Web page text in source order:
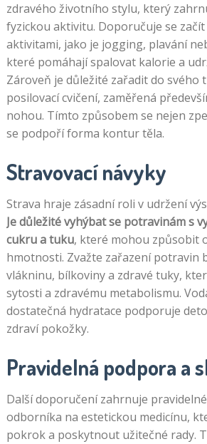
zdravého životního stylu, který
fyzickou aktivitu. Doporučuje se
aktivitami, jako je jogging, plavání
které pomáhají spalovat kalorie a
Zároveň je důležité zařadit do svého
posilovací cvičení, zaměřená
nohou. Tímto způsobem se nejen
se podpoří forma kontur těla.
Stravovací návyky
Strava hraje zásadní roli v udržení
Je důležité vyhýbat se potravinám s
cukru a tuku, které mohou způsobit
hmotnosti. Zvažte zařazení potravin
vlákninu, bílkoviny a zdravé tuky,
sytosti a zdravému metabolismu.
dostatečná hydratace podporuje
zdraví pokožky.
Pravidelná podpora a
Další doporučení zahrnuje
odborníka na estetickou medicínu,
pokrok a poskytnout užitečné rady.